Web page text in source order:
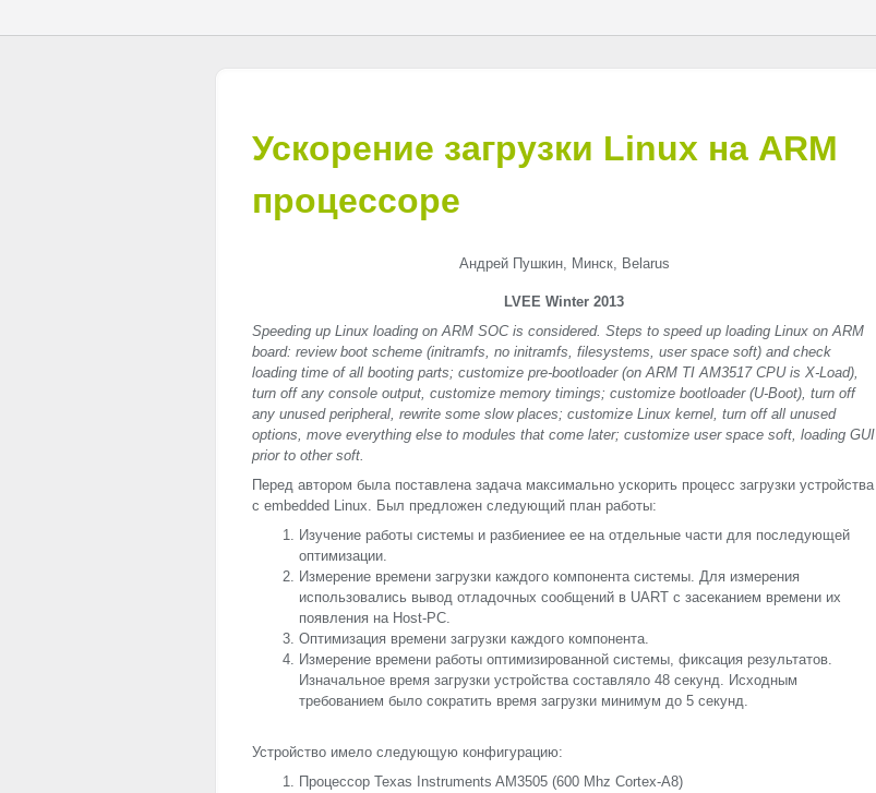
Ускорение загрузки Linux на ARM
процессоре
Андрей Пушкин, Минск, Belarus
LVEE Winter 2013
Speeding up Linux loading on ARM SOC is considered. Steps to speed up loading Linux on ARM
board: review boot scheme (initramfs, no initramfs, filesystems, user space soft) and check
loading time of all booting parts; customize pre-bootloader (on ARM TI AM3517 CPU is X-Load),
turn off any console output, customize memory timings; customize bootloader (U-Boot), turn off
any unused peripheral, rewrite some slow places; customize Linux kernel, turn off all unused
options, move everything else to modules that come later; customize user space soft, loading GUI
prior to other soft.
Перед автором была поставлена задача максимально ускорить процесс загрузки устройства
с embedded Linux. Был предложен следующий план работы:
Изучение работы системы и разбиениее ее на отдельные части для последующей
оптимизации.
Измерение времени загрузки каждого компонента системы. Для измерения
использовались вывод отладочных сообщений в UART с засеканием времени их
появления на Host-PC.
Оптимизация времени загрузки каждого компонента.
Измерение времени работы оптимизированной системы, фиксация результатов.
Изначальное время загрузки устройства составляло 48 секунд. Исходным
требованием было сократить время загрузки минимум до 5 секунд.
Устройство имело следующую конфигурацию:
Процессор Texas Instruments AM3505 (600 Mhz Cortex-A8)